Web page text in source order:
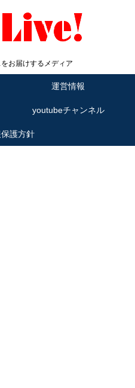
お届けするメディア
運営情報
youtubeチャンネル
護方針